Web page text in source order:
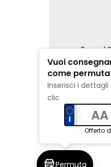
Renord
REA
Cookie
Privacy
Permuta
Vuoi
come
Inserisci i
clic
AA 123 BB
Offerto